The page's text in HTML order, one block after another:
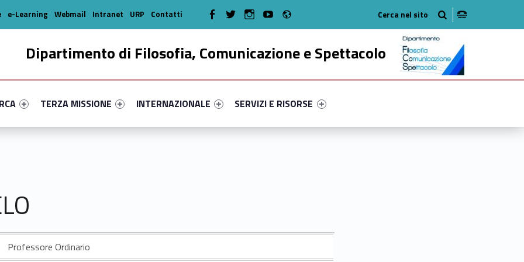
Dipartimento di Filosofia, Comunicazione e Spettacolo
primary-90786-16
#link-menu-primary-53484-35
Link identifier #link-menu-primary-76554-46
TERZA MISSIONE
Link identifier #link-menu-primary-35610-52
INTERNAZIONALE
Link identifier #link-menu-primary-67136-63
SERVIZI E RISORSE
e-Learning Webmail Intranet URP Contatti WebMan on Facebook
WebMan on TwitterWebMan on Instagram
WebMan on Youtube
Professore Ordinario